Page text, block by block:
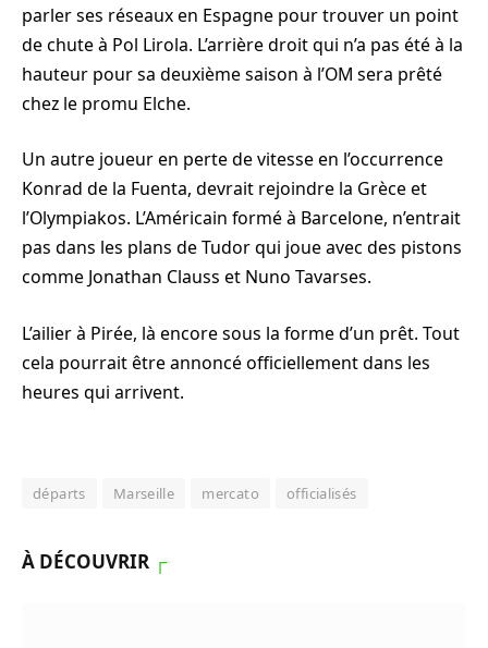
parler ses réseaux en Espagne pour trouver un point
de chute à Pol Lirola. L’arrière droit qui n’a pas été à la
hauteur pour sa deuxième saison à l’OM sera prêté
chez le promu Elche.
Un autre joueur en perte de vitesse en l’occurrence
Konrad de la Fuenta, devrait rejoindre la Grèce et
l’Olympiakos. L’Américain formé à Barcelone, n’entrait
pas dans les plans de Tudor qui joue avec des pistons
comme Jonathan Clauss et Nuno Tavarses.
L’ailier à Pirée, là encore sous la forme d’un prêt. Tout
cela pourrait être annoncé officiellement dans les
heures qui arrivent.
départs Marseille mercato officialisés
À DÉCOUVRIR ┌